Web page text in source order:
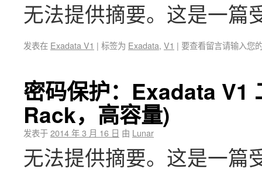
无法提供摘要。这是一篇
发表在 Exadata V1 | 标签为 Exadata, V1 | 要查看留言请输入您
密码保护：Exadata V1
Rack，高容量)
发表于2014 年 3 月 16 日 由 Lunar
无法提供摘要。这是一篇